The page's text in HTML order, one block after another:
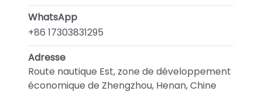
WhatsApp
+86 17303831295
Adresse
Route nautique Est, zone de développement
économique de Zhengzhou, Henan, Chine